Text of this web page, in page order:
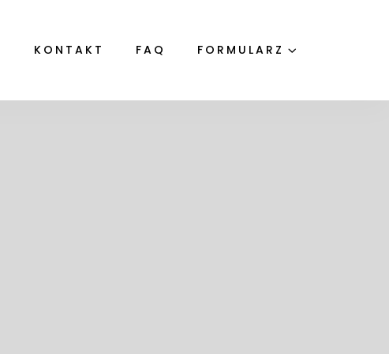
KONTAKT FAQ FORMULARZ